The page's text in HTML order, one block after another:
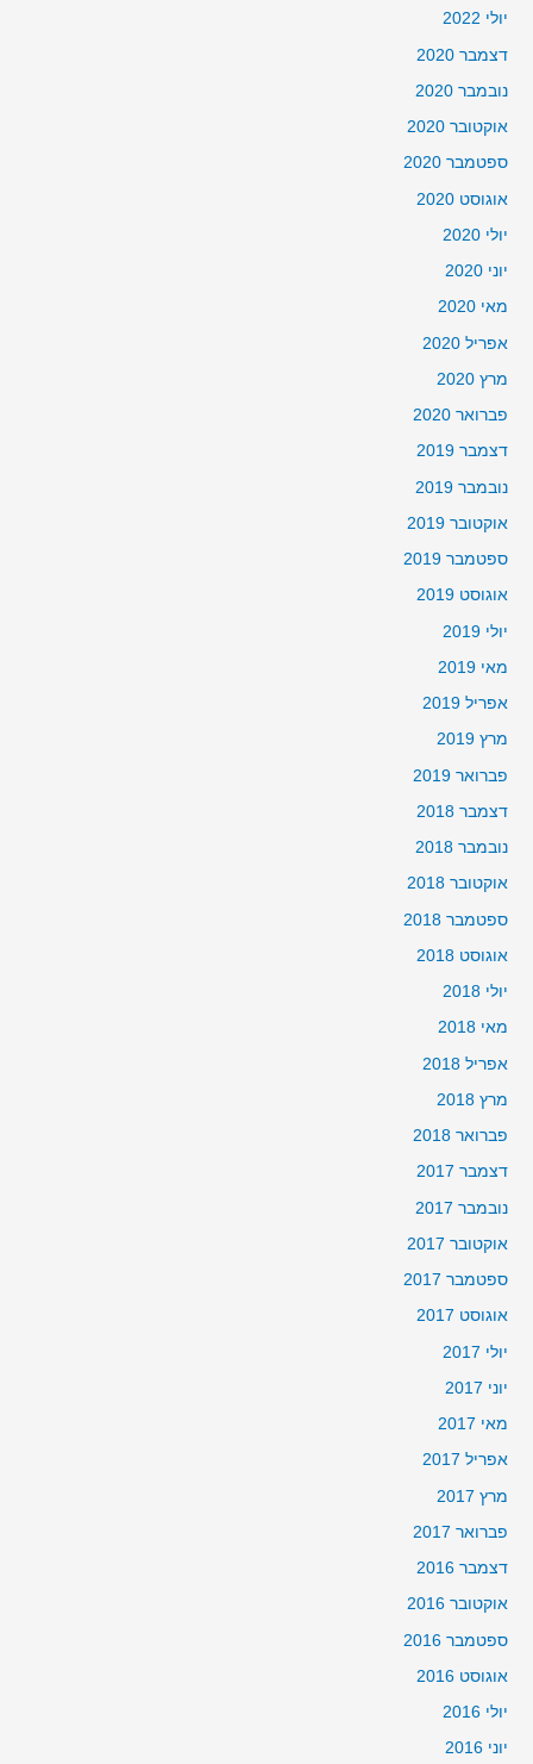
יולי 2022
דצמבר 2020
נובמבר 2020
אוקטובר 2020
ספטמבר 2020
אוגוסט 2020
יולי 2020
יוני 2020
מאי 2020
אפריל 2020
מרץ 2020
פברואר 2020
דצמבר 2019
נובמבר 2019
אוקטובר 2019
ספטמבר 2019
אוגוסט 2019
יולי 2019
מאי 2019
אפריל 2019
מרץ 2019
פברואר 2019
דצמבר 2018
נובמבר 2018
אוקטובר 2018
ספטמבר 2018
אוגוסט 2018
יולי 2018
מאי 2018
אפריל 2018
מרץ 2018
פברואר 2018
דצמבר 2017
נובמבר 2017
אוקטובר 2017
ספטמבר 2017
אוגוסט 2017
יולי 2017
יוני 2017
מאי 2017
אפריל 2017
מרץ 2017
פברואר 2017
דצמבר 2016
אוקטובר 2016
ספטמבר 2016
אוגוסט 2016
יולי 2016
יוני 2016